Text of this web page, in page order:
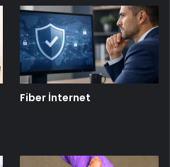
Fiber İnternet